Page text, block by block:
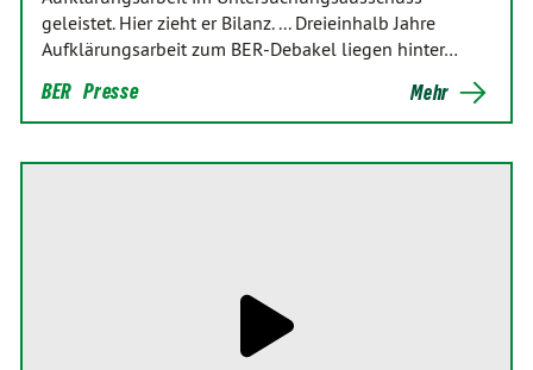
geleistet. Hier zieht er Bilanz. ... Dreieinhalb Jahre
Aufklärungsarbeit zum BER-Debakel liegen hinter…
BER Presse Mehr